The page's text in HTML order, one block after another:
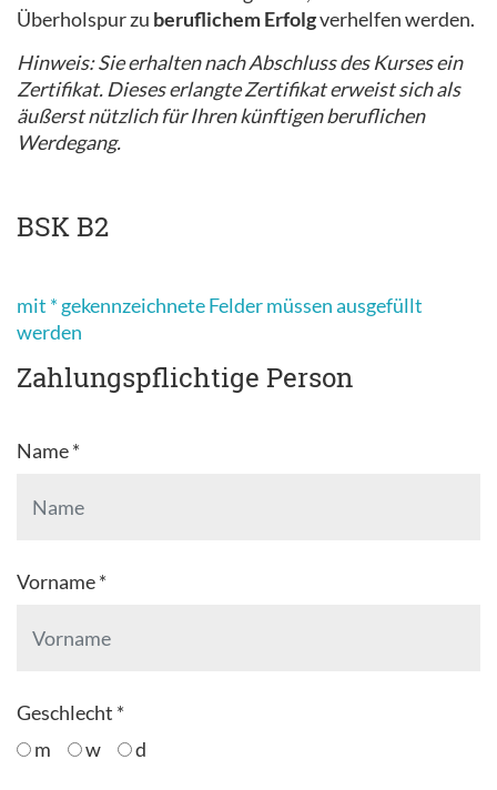
Überholspur zu beruflichem Erfolgverhelfen werden.
Hinweis: Sie erhalten nach Abschluss des Kurses ein
Zertifikat. Dieses erlangte Zertifikat erweist sich als
äußerst nützlich für Ihren künftigen beruflichen
Werdegang.
BSK B2
mit * gekennzeichnete Felder müssen ausgefüllt
werden
Zahlungspflichtige Person
Name *
Vorname *
Geschlecht *
m
w d